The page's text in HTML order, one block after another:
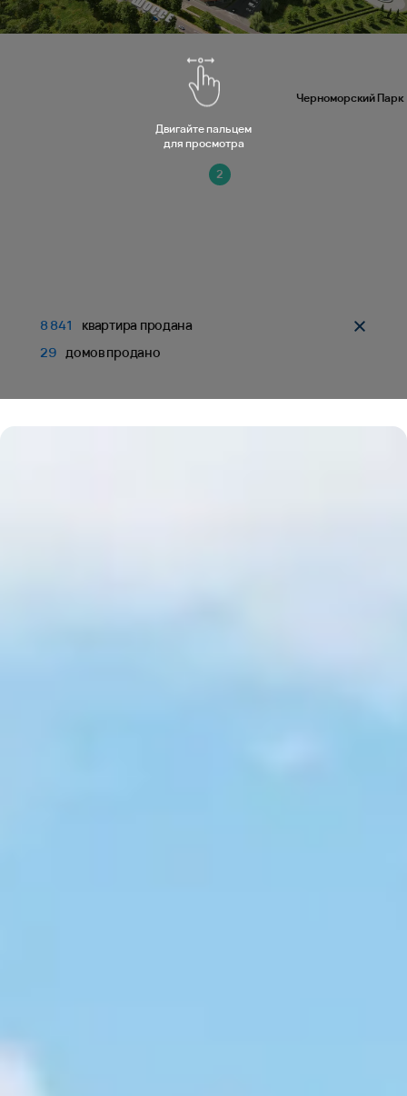
8 841
квартира продана
29 домов продано
Двигайте пальцем
для просмотра
2
Черноморский Парк